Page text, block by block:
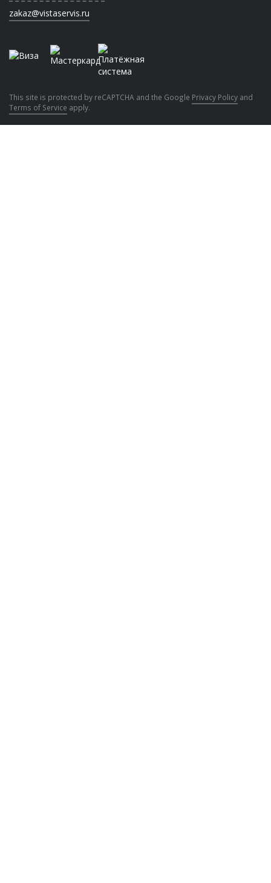
zakaz@vistaservis.ru
This site is protected by reCAPTCHA and the Google Privacy Policy and
Terms of Service apply.